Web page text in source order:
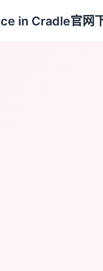
in Cradle官网